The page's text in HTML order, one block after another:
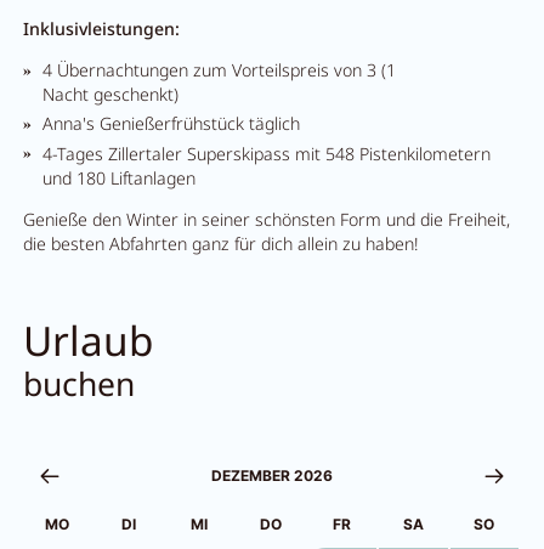
Inklusivleistungen:
4 Übernachtungen zum Vorteilspreis von 3 (1
Nacht geschenkt)
Anna's Genießerfrühstück täglich
4-Tages Zillertaler Superskipass mit 548 Pistenkilometern
und 180 Liftanlagen
Genieße den Winter in seiner schönsten Form und die Freiheit,
die besten Abfahrten ganz für dich allein zu haben!
Urlaub
buchen
DEZEMBER 2026
MO DI MI DO FR SA SO